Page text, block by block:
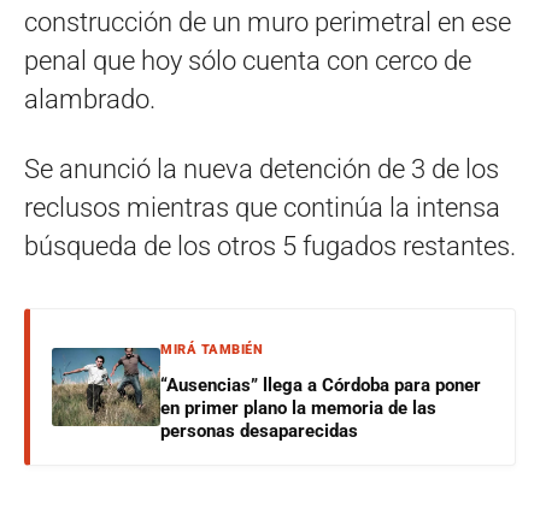
construcción de un muro perimetral en ese
penal que hoy sólo cuenta con cerco de
alambrado.
Se anunció la nueva detención de 3 de los
reclusos mientras que continúa la intensa
búsqueda de los otros 5 fugados restantes.
MIRÁ TAMBIÉN
“Ausencias” llega a Córdoba para poner
en primer plano la memoria de las
personas desaparecidas